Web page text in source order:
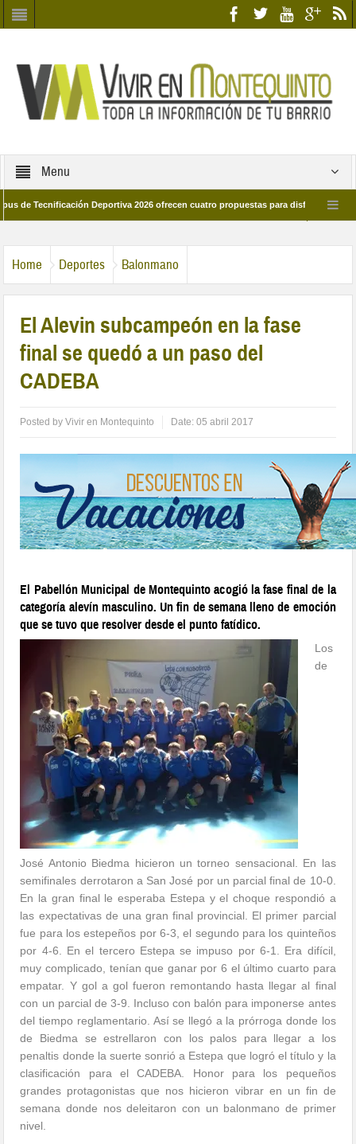
Menu
Deportiva 2026 ofrecen cuatro propuestas para disfrutar del deporte
Home Deportes Balonmano
El Alevin subcampeón en la fase
final se quedó a un paso del
CADEBA
Posted byVivir en Montequinto Date:05 abril 2017
El Pabellón Municipal de Montequinto acogió la fase final de la
categoría alevín masculino. Un fin de semana lleno de emoción
que se tuvo que resolver desde el punto fatídico.
Los
de
José Antonio Biedma hicieron un torneo sensacional. En las
semifinales derrotaron a San José por un parcial final de 10-0.
En la gran final le esperaba Estepa y el choque respondió a
las expectativas de una gran final provincial. El primer parcial
fue para los estepeños por 6-3, el segundo para los quinteños
por 4-6. En el tercero Estepa se impuso por 6-1. Era difícil,
muy complicado, tenían que ganar por 6 el último cuarto para
empatar. Y gol a gol fueron remontando hasta llegar al final
con un parcial de 3-9. Incluso con balón para imponerse antes
del tiempo reglamentario. Así se llegó a la prórroga donde los
de Biedma se estrellaron con los palos para llegar a los
penaltis donde la suerte sonrió a Estepa que logró el título y la
clasificación para el CADEBA. Honor para los pequeños
grandes protagonistas que nos hicieron vibrar en un fin de
semana donde nos deleitaron con un balonmano de primer
nivel.